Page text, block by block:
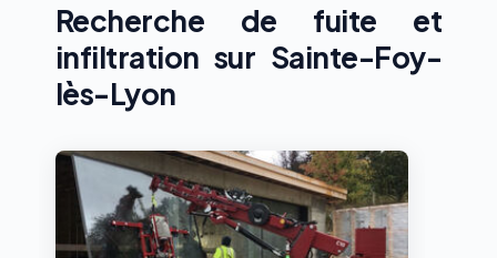
Recherche de fuite et
infiltration sur Sainte-Foy-
lès-Lyon